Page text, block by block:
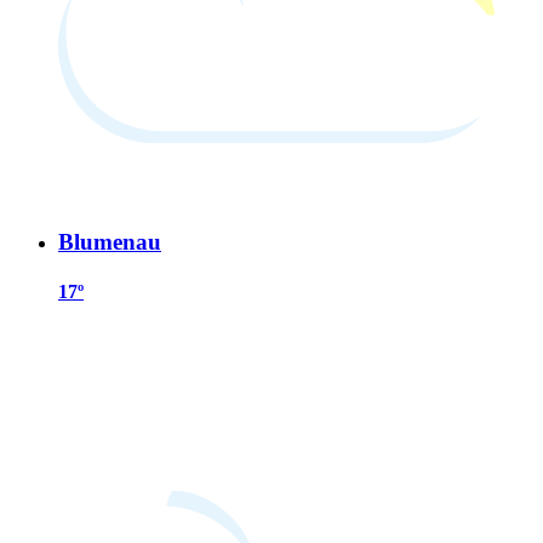
Blumenau
17º